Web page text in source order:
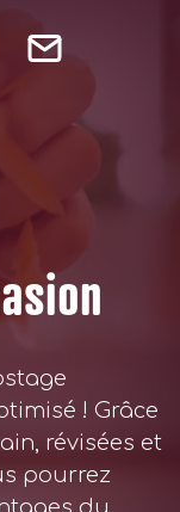
! Grâce
révisées et
pourrez
du